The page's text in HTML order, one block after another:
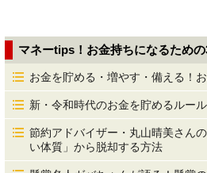
マネーtips！お金持ちになるための
お金を貯める・増やす・備える！
新・令和時代のお金を貯めるルール
節約アドバイザー・丸山晴美さん
い体質」から脱却する方法